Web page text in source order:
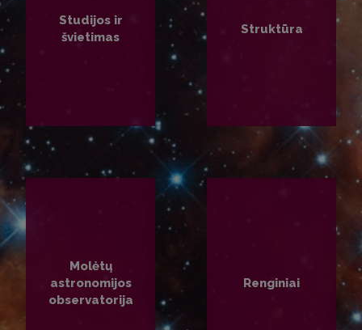
Studijos ir
švietimas
Struktūra
Molėtų
astronomijos
observatorija
Renginiai